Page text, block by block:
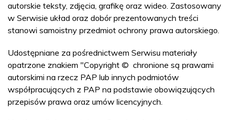
autorskie teksty, zdjęcia, grafikę oraz wideo. Zastosowany
w Serwisie układ oraz dobór prezentowanych treści
stanowi samoistny przedmiot ochrony prawa autorskiego.
Udostępniane za pośrednictwem Serwisu materiały
opatrzone znakiem "Copyright © chronione są prawami
autorskimi na rzecz PAP lub innych podmiotów
współpracujących z PAP na podstawie obowiązujących
przepisów prawa oraz umów licencyjnych.